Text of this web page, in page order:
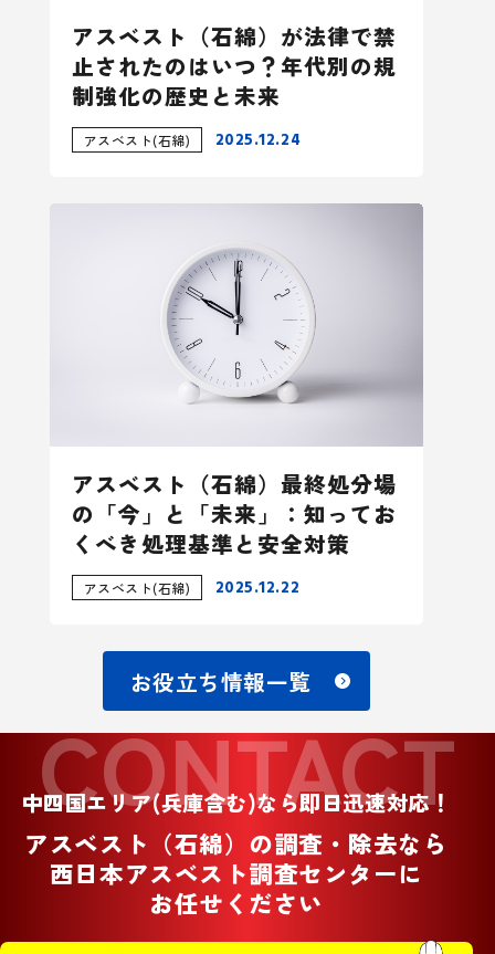
アスベスト（石綿）が法律で禁
止されたのはいつ？年代別の規
制強化の歴史と未来
アスベスト(石綿) 2025.12.24
アスベスト（石綿）最終処分場
の「今」と「未来」：知ってお
くべき処理基準と安全対策
アスベスト(石綿) 2025.12.22
お役立ち情報一覧
CONTACT
中四国エリア(兵庫含む)なら即日迅速対応！
アスベスト（石綿）の調査・除去なら
西日本アスベスト調査センターに
お任せください